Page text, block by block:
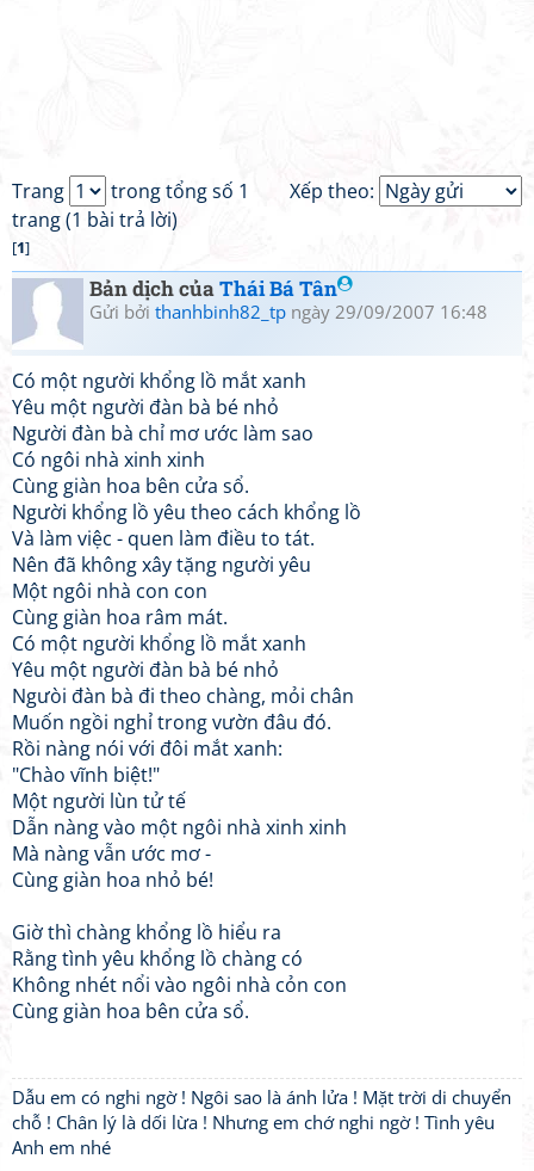
Xếp theo:
Trang
trong tổng số 1
trang (1 bài trả lời)
[1]
Bản dịch củaThái Bá Tân
Gửi bởi thanhbinh82_tp ngày 29/09/2007 16:48
Có một người khổng lồ mắt xanh
Yêu một người đàn bà bé nhỏ
Người đàn bà chỉ mơ ước làm sao
Có ngôi nhà xinh xinh
Cùng giàn hoa bên cửa sổ.
Người khổng lồ yêu theo cách khổng lồ
Và làm việc - quen làm điều to tát.
Nên đã không xây tặng người yêu
Một ngôi nhà con con
Cùng giàn hoa râm mát.
Có một người khổng lồ mắt xanh
Yêu một người đàn bà bé nhỏ
Ngưòi đàn bà đi theo chàng, mỏi chân
Muốn ngồi nghỉ trong vườn đâu đó.
Rồi nàng nói với đôi mắt xanh:
"Chào vĩnh biệt!"
Một người lùn tử tế
Dẫn nàng vào một ngôi nhà xinh xinh
Mà nàng vẫn ước mơ -
Cùng giàn hoa nhỏ bé!
Giờ thì chàng khổng lồ hiểu ra
Rằng tình yêu khổng lồ chàng có
Không nhét nổi vào ngôi nhà cỏn con
Cùng giàn hoa bên cửa sổ.
Dẫu em có nghi ngờ ! Ngôi sao là ánh lửa ! Mặt trời di chuyển
chỗ ! Chân lý là dối lừa ! Nhưng em chớ nghi ngờ ! Tình yêu
Anh em nhé